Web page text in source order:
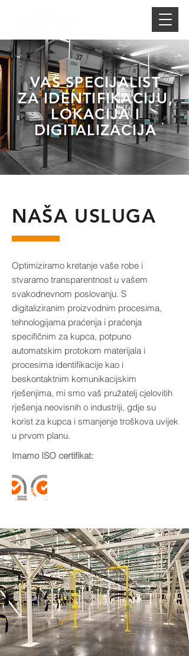
VAŠ SPECIJALIST
ZA IDENTIFIKACIJU,
LOKACIJA I
DIGITALIZACIJA
NAŠA USLUGA
Optimiziramo kretanje vaše robe i
stvaramo transparentnost u vašem
svakodnevnom poslovanju. S
digitaliziranim proizvodnim procesima,
tehnologijama praćenja i praćenja
specifičnim za kupca, potpuno
automatskim protokom materijala i
procesima identifikacije kao i
beskontaktnim komunikacijskim
rješenjima, mi smo vaš pružatelj cjelovitih
rješenja neovisnih o industriji, gdje su
korist za kupca i smanjenje troškova uvijek
u prvom planu.
Imamo ISO certifikat: